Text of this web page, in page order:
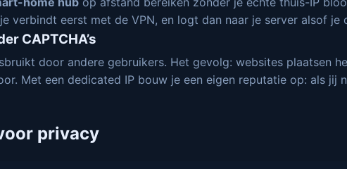
verbindt eerst met de VPN, en logt dan naar je server alsof
CAPTCHA’s
door andere gebruikers. Het gevolg: websites plaatsen
Met een dedicated IP bouw je een eigen reputatie op: als
privacy